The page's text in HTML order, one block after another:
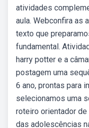
atividades
aula. Webconfira as
texto que
fundamental.
harry potter e a
postagem uma
6 ano, prontas para
selecionamos uma
roteiro orientador
das adolescências